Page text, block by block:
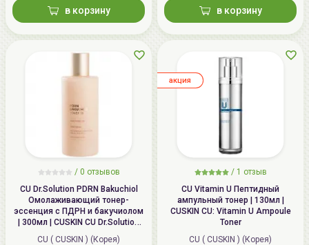
в корзину в корзину
/ 0 отзывов
CU Dr.Solution PDRN Bakuchiol
Омолаживающий тонер-
эссенция с ПДРН и бакучиолом
| 300мл | CUSKIN CU Dr.Solution
PDRN Bakuchiol Toner 100
CU ( CUSKIN ) (Корея)
/ 1 отзыв
CU Vitamin U Пептидный
ампульный тонер | 130мл |
CUSKIN CU: Vitamin U Ampoule
Toner
CU ( CUSKIN ) (Корея)
aкция